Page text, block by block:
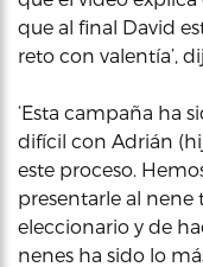
que al final David
reto con valentía’,
‘Esta campaña ha
difícil con Adrián
este proceso.
presentarle al
eleccionario y de
nenes ha sido lo